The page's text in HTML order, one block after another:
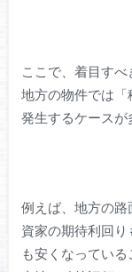
ここで、着目す
地方の物件では
発生するケースが
例えば、地方の
資家の期待利回
も安くなってい